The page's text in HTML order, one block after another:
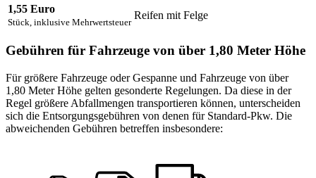
1,55 Euro
Stück, inklusive Mehrwertsteuer
Reifen mit Felge
Gebühren für Fahrzeuge von über 1,80 Meter Höhe
Für größere Fahrzeuge oder Gespanne und Fahrzeuge von über
1,80 Meter Höhe gelten gesonderte Regelungen. Da diese in der
Regel größere Abfallmengen transportieren können, unterscheiden
sich die Entsorgungsgebühren von denen für Standard-Pkw. Die
abweichenden Gebühren betreffen insbesondere: